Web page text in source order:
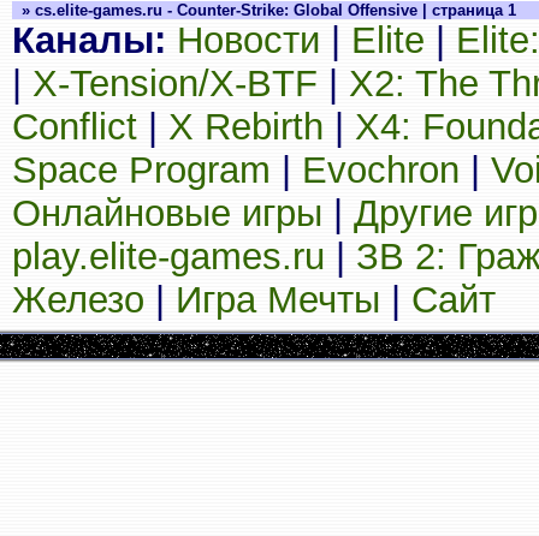
» cs.elite-games.ru - Counter-Strike: Global Offensive | страница 1
Каналы: Новости Elite
X-Tension/X-BTF
X2: The
Conflict
X Rebirth
X4:
Space Program
Evochron
Онлайновые игры
Другие
play.elite-games.ru
ЗВ 2:
Железо
Игра Мечты Сайт